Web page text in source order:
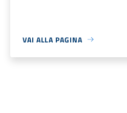
VAI ALLA PAGINA